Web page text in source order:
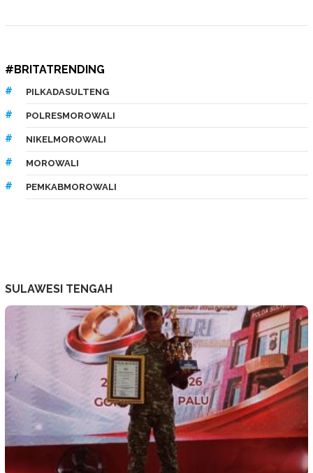
#BRITATRENDING
PILKADASULTENG
POLRESMOROWALI
NIKELMOROWALI
MOROWALI
PEMKABMOROWALI
SULAWESI TENGAH